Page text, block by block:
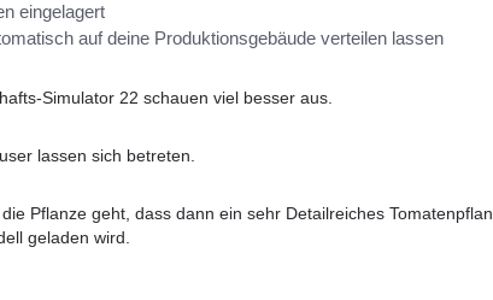
eingelagert
auf deine Produktionsgebäude verteilen lassen
Simulator 22 schauen viel besser aus.
lassen sich betreten.
Pflanze geht, dass dann ein sehr Detailreiches
geladen wird.